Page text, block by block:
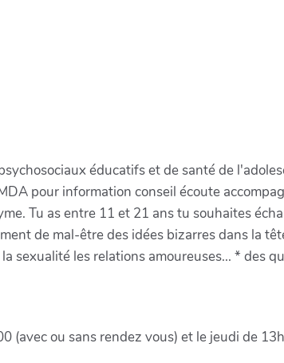
éducatifs et de santé de
pour information conseil écoute
Tu as entre 11 et 21 ans tu souhaites
de mal-être des idées bizarres dans la
sexualité les relations amoureuses... * des
(avec ou sans rendez vous) et le jeudi de